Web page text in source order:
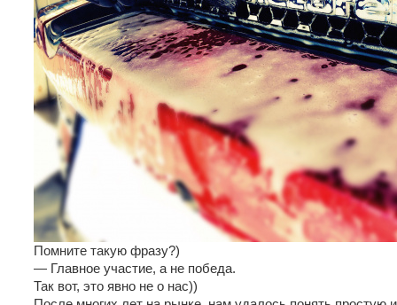
Помните такую фразу?)
— Главное участие, а не победа.
Так вот, это явно не о нас))